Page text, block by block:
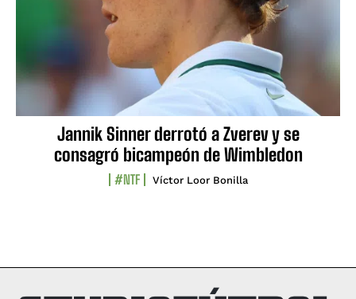
Jannik Sinner derrotó a Zverev y se
consagró bicampeón de Wimbledon
#NTF Víctor Loor Bonilla